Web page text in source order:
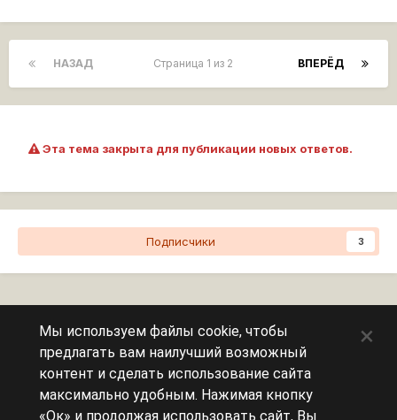
НАЗАД ВПЕРЁД
Страница 1 из 2
Эта тема закрыта для публикации новых ответов.
Подписчики 3
Сейчас на странице
Эту страницу никто не просматривает.
Мы используем файлы cookie, чтобы
предлагать вам наилучший возможный
контент и сделать использование сайта
максимально удобным. Нажимая кнопку
«Ок» и продолжая использовать сайт, Вы
×